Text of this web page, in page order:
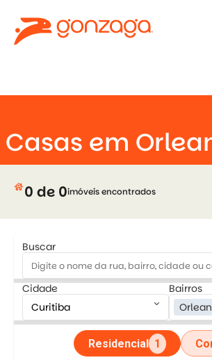
Casas em
house0 de 0imóveis encontrados
Buscar
Cidade
keyboard_arrow_down
Bairros
Residencial 1